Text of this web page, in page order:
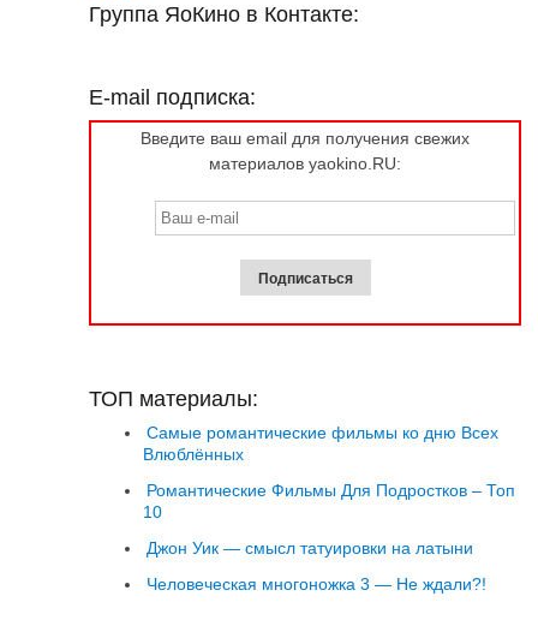
Группа ЯоКино в Контакте:
E-mail подписка:
Введите ваш email для получения свежих
материалов yaokino.RU:
ТОП материалы:
Самые романтические фильмы ко дню Всех
Влюблённых
Романтические Фильмы Для Подростков – Топ
10
Джон Уик — смысл татуировки на латыни
Человеческая многоножка 3 — Не ждали?!